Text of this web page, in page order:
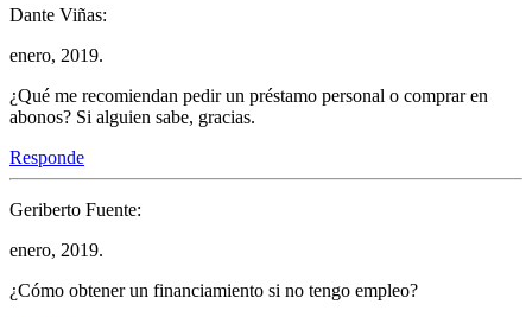
Dante Viñas:
enero, 2019.
¿Qué me recomiendan pedir un préstamo personal o comprar en
abonos? Si alguien sabe, gracias.
Responde
Geriberto Fuente:
enero, 2019.
¿Cómo obtener un financiamiento si no tengo empleo?